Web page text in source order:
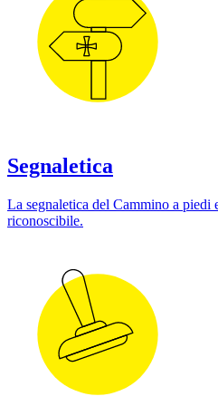
Segnaletica
La segnaletica del Cammino a piedi
riconoscibile.